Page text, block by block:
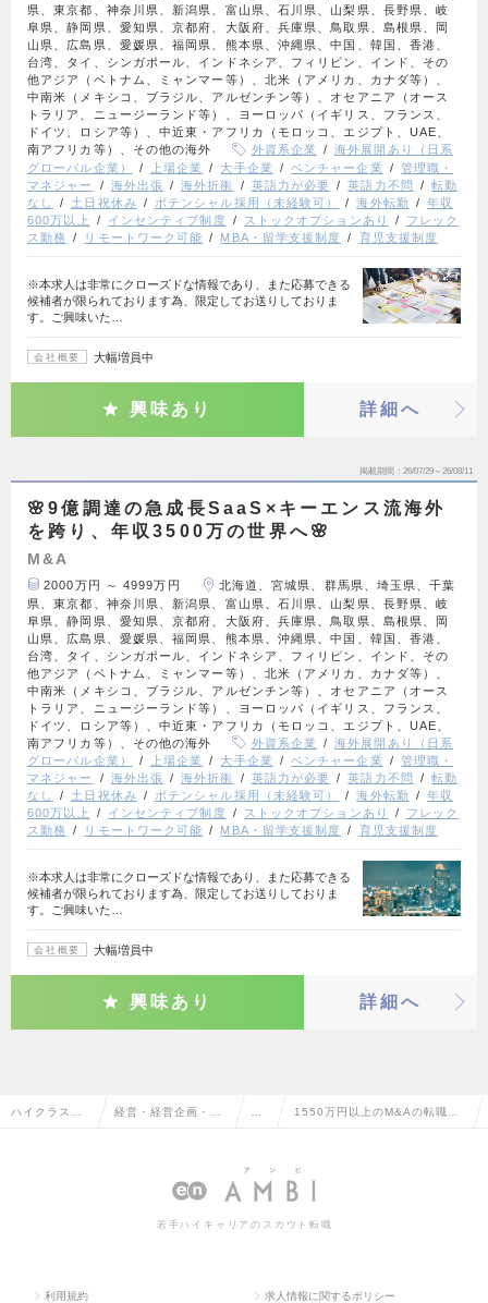
県、東京都、神奈川県、新潟県、富山県、石川県、山梨県、長野県、岐
阜県、静岡県、愛知県、京都府、大阪府、兵庫県、鳥取県、島根県、岡
山県、広島県、愛媛県、福岡県、熊本県、沖縄県、中国、韓国、香港、
台湾、タイ、シンガポール、インドネシア、フィリピン、インド、その
他アジア（ベトナム、ミャンマー等）、北米（アメリカ、カナダ等）、
中南米（メキシコ、ブラジル、アルゼンチン等）、オセアニア（オース
トラリア、ニュージーランド等）、ヨーロッパ（イギリス、フランス、
ドイツ、ロシア等）、中近東・アフリカ（モロッコ、エジプト、UAE、
南アフリカ等）、その他の海外
外資系企業
海外展開あり（日系
グローバル企業）
上場企業 大手企業 ベンチャー企業
管理職・
マネジャー
海外出張 海外折衝 英語力が必要 英語力不問
転勤
なし
土日祝休み ポテンシャル採用（未経験可） 海外転勤
年収
600万以上
インセンティブ制度 ストックオプションあり
フレック
ス勤務
リモートワーク可能 MBA・留学支援制度 育児支援制度
※本求人は非常にクローズドな情報であり、また応募できる
候補者が限られております為、限定してお送りしておりま
す。ご興味いた…
会社概要 大幅増員中
興味あり 詳細へ
掲載期間 26/07/29～26/08/11
🌸9億調達の急成長SaaS×キーエンス流海外
を跨り、年収3500万の世界へ🌸
M&A
2000万円 ～ 4999万円
北海道、宮城県、群馬県、埼玉県、千葉
県、東京都、神奈川県、新潟県、富山県、石川県、山梨県、長野県、岐
阜県、静岡県、愛知県、京都府、大阪府、兵庫県、鳥取県、島根県、岡
山県、広島県、愛媛県、福岡県、熊本県、沖縄県、中国、韓国、香港、
台湾、タイ、シンガポール、インドネシア、フィリピン、インド、その
他アジア（ベトナム、ミャンマー等）、北米（アメリカ、カナダ等）、
中南米（メキシコ、ブラジル、アルゼンチン等）、オセアニア（オース
トラリア、ニュージーランド等）、ヨーロッパ（イギリス、フランス、
ドイツ、ロシア等）、中近東・アフリカ（モロッコ、エジプト、UAE、
南アフリカ等）、その他の海外
外資系企業
海外展開あり（日系
グローバル企業）
上場企業 大手企業 ベンチャー企業
管理職・
マネジャー
海外出張 海外折衝 英語力が必要 英語力不問
転勤
なし
土日祝休み ポテンシャル採用（未経験可） 海外転勤
年収
600万以上
インセンティブ制度 ストックオプションあり
フレック
ス勤務
リモートワーク可能 MBA・留学支援制度 育児支援制度
※本求人は非常にクローズドな情報であり、また応募できる
候補者が限られております為、限定してお送りしておりま
す。ご興味いた…
会社概要 大幅増員中
興味あり 詳細へ
ハイクラス求 経営・経営企画・事 1550万円以上のM&Aの転職・
若手ハイキャリアのスカウト転職
利用規約 求人情報に関するポリシー